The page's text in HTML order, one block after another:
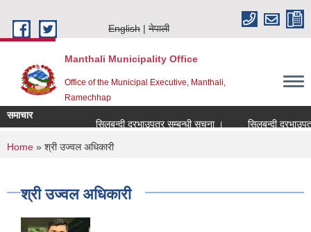
English
नेपाली
Manthali Municipality Office
Office of the Municipal Executive, Manthali,
Ramechhap
समाचार
सिलबन्दी दरभाउपत्र सम्बन्धी सूचना ।
सिलबन्दी दरभाउपत्र
You are here
Home » श्री उज्वल अधिकारी
श्री उज्वल अधिकारी